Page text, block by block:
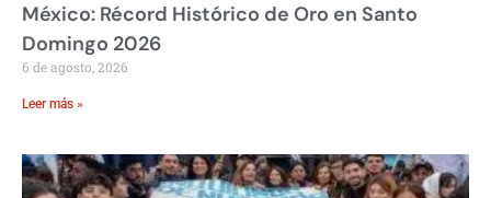
México: Récord Histórico de Oro en Santo
Domingo 2026
6 de agosto, 2026
Leer más »